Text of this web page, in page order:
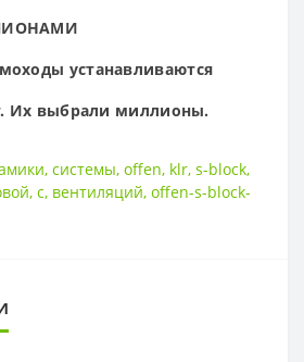
устанавливаются
Их выбрали миллионы.
, системы, offen, klr, s-block,
, с, вентиляций, offen-s-block-